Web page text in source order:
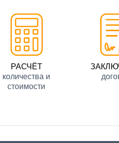
РАСЧЁТ
количества и
стоимости